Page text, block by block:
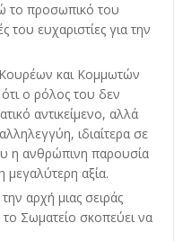
το προσωπικό του
του ευχαριστίες για την
και Κομμωτών
ο ρόλος του δεν
αντικείμενο, αλλά
ιδιαίτερα σε
η ανθρώπινη παρουσία
αξία.
αρχή μιας σειράς
Σωματείο σκοπεύει να